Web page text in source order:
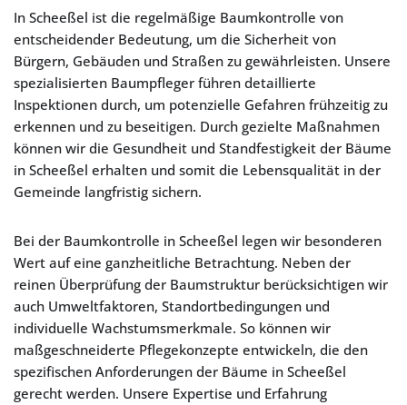
In Scheeßel ist die regelmäßige Baumkontrolle von
entscheidender Bedeutung, um die Sicherheit von
Bürgern, Gebäuden und Straßen zu gewährleisten. Unsere
spezialisierten Baumpfleger führen detaillierte
Inspektionen durch, um potenzielle Gefahren frühzeitig zu
erkennen und zu beseitigen. Durch gezielte Maßnahmen
können wir die Gesundheit und Standfestigkeit der Bäume
in Scheeßel erhalten und somit die Lebensqualität in der
Gemeinde langfristig sichern.
Bei der Baumkontrolle in Scheeßel legen wir besonderen
Wert auf eine ganzheitliche Betrachtung. Neben der
reinen Überprüfung der Baumstruktur berücksichtigen wir
auch Umweltfaktoren, Standortbedingungen und
individuelle Wachstumsmerkmale. So können wir
maßgeschneiderte Pflegekonzepte entwickeln, die den
spezifischen Anforderungen der Bäume in Scheeßel
gerecht werden. Unsere Expertise und Erfahrung